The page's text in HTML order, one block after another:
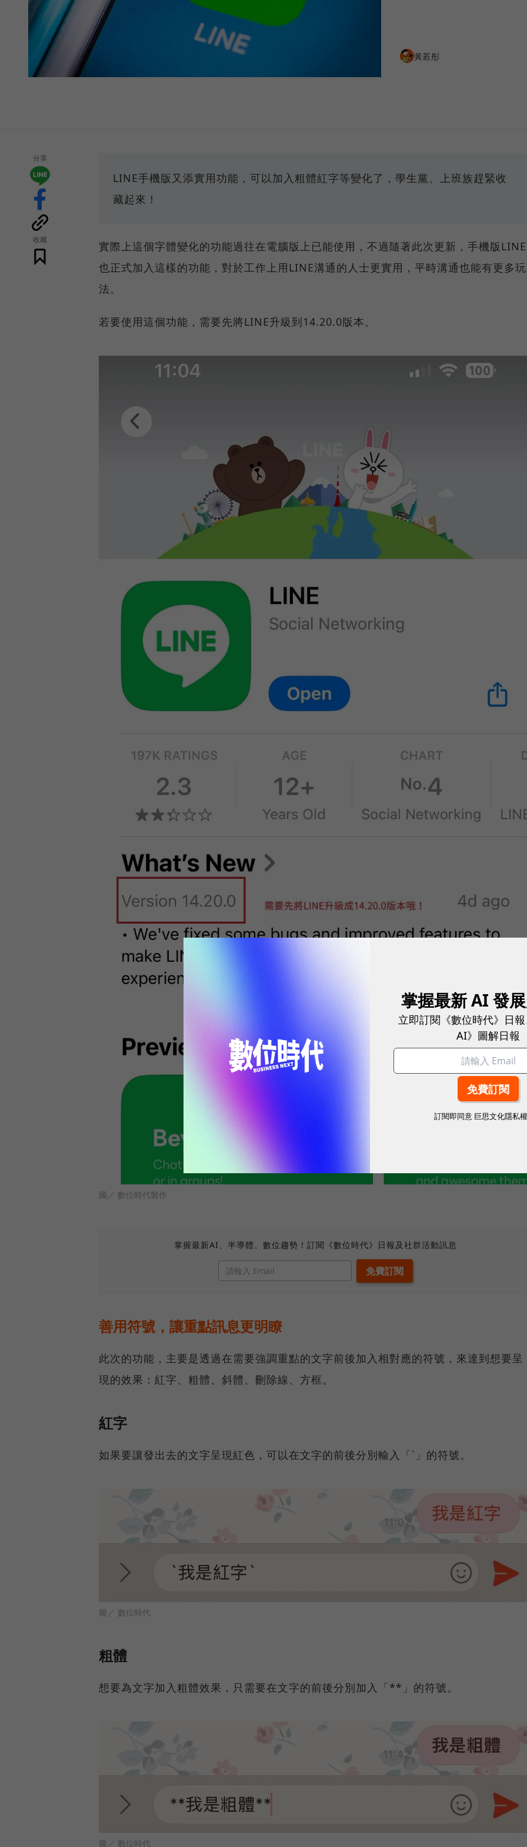
黃若彤
分享
收藏
LINE手機版又添實用功能，可以加入粗體紅字等變化了，學生黨、上班族趕緊收
藏起來！
實際上這個字體變化的功能過往在電腦版上已能使用，不過隨著此次更新，手機版LINE
也正式加入這樣的功能，對於工作上用LINE溝通的人士更實用，平時溝通也能有更多玩
法。
若要使用這個功能，需要先將LINE升級到14.20.0版本。
圖／ 數位時代製作
掌握最新AI、半導體、數位趨勢！訂閱《數位時代》日報及社群活動訊息
善用符號，讓重點訊息更明瞭
此次的功能，主要是透過在需要強調重點的文字前後加入相對應的符號，來達到想要呈
現的效果：紅字、粗體、斜體、刪除線、方框。
紅字
如果要讓發出去的文字呈現紅色，可以在文字的前後分別輸入「`」的符號。
圖／ 數位時代
粗體
想要為文字加入粗體效果，只需要在文字的前後分別加入「**」的符號。
圖／ 數位時代
掌握最新 AI 發
立即訂閱《數位時代》日
AI》圖解日報
訂閱即同意 巨思文化隱私